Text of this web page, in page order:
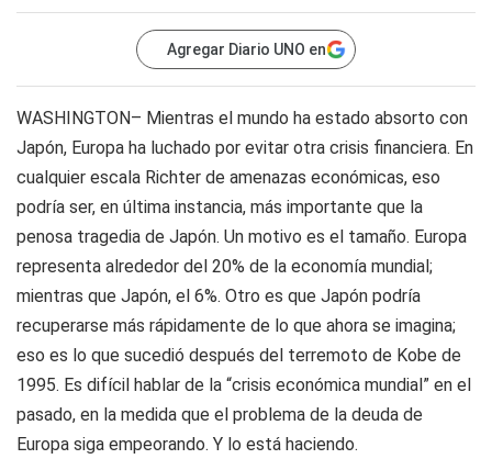
Agregar Diario UNO en
WASHINGTON– Mientras el mundo ha estado absorto con
Japón, Europa ha luchado por evitar otra crisis financiera. En
cualquier escala Richter de amenazas económicas, eso
podría ser, en última instancia, más importante que la
penosa tragedia de Japón. Un motivo es el tamaño. Europa
representa alrededor del 20% de la economía mundial;
mientras que Japón, el 6%. Otro es que Japón podría
recuperarse más rápidamente de lo que ahora se imagina;
eso es lo que sucedió después del terremoto de Kobe de
1995. Es difícil hablar de la “crisis económica mundial” en el
pasado, en la medida que el problema de la deuda de
Europa siga empeorando. Y lo está haciendo.